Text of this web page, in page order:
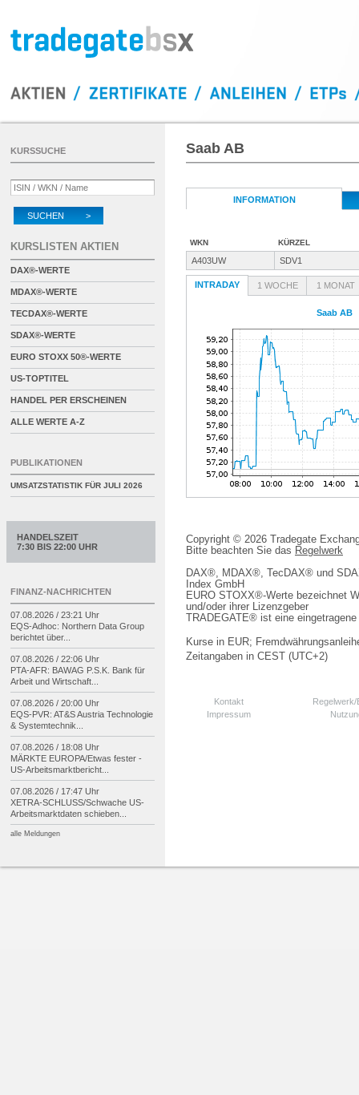
Saab AB
INFORMATION
WKN KÜRZEL
A403UW SDV1
INTRADAY 1 WOCHE 1 MONAT
Saab AB
Copyright © 2026 Tradegate
Bitte beachten Sie das Regelwerk
DAX®, MDAX®, TecDAX® und
Index GmbH
EURO STOXX®-Werte bezeichnet
und/oder ihrer Lizenzgeber
TRADEGATE® ist eine
Kurse in EUR;
Zeitangaben in CEST (UTC+2)
Kontakt
Impressum
KURSSUCHE
SUCHEN >
KURSLISTEN AKTIEN
DAX®-WERTE
MDAX®-WERTE
TECDAX®-WERTE
SDAX®-WERTE
EURO STOXX 50®-WERTE
US-TOPTITEL
HANDEL PER ERSCHEINEN
ALLE WERTE A-Z
PUBLIKATIONEN
UMSATZSTATISTIK FÜR JULI 2026
HANDELSZEIT
7:30 BIS 22:00 UHR
FINANZ-NACHRICHTEN
07.08.2026 / 23:21 Uhr
EQS-Adhoc: Northern Data Group
berichtet über...
07.08.2026 / 22:06 Uhr
PTA-AFR: BAWAG P.S.K. Bank für
Arbeit und Wirtschaft...
07.08.2026 / 20:00 Uhr
EQS-PVR: AT&S Austria Technologie
& Systemtechnik...
07.08.2026 / 18:08 Uhr
MÄRKTE EUROPA/Etwas fester -
US-Arbeitsmarktbericht...
07.08.2026 / 17:47 Uhr
XETRA-SCHLUSS/Schwache US-
Arbeitsmarktdaten schieben...
alle Meldungen